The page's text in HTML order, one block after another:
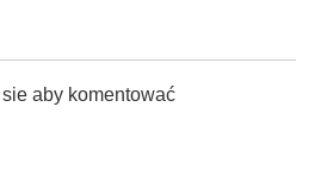
aby komentować